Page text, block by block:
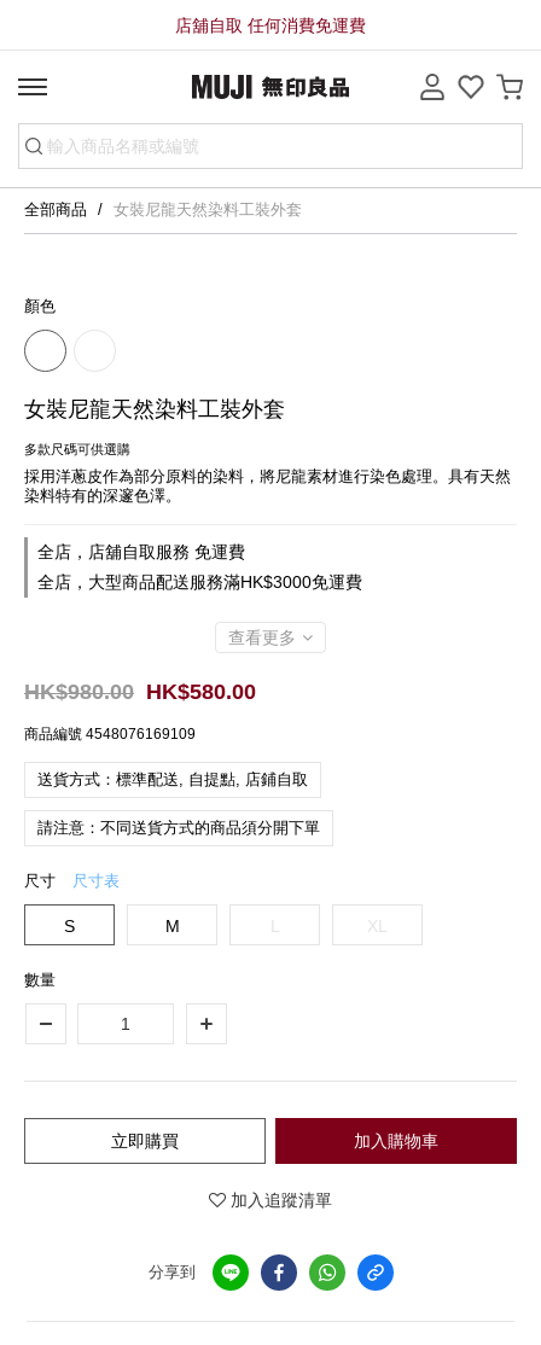
店舖自取 任何消費免運費
全部商品 女裝尼龍天然染料工裝外套
顏色
女裝尼龍天然染料工裝外套
多款尺碼可供選購
採用洋蔥皮作為部分原料的染料，將尼龍素材進行染色處理。具有天然
染料特有的深邃色澤。
全店，店舖自取服務 免運費
全店，大型商品配送服務滿HK$3000免運費
查看更多
HK$580.00
HK$980.00
商品編號 4548076169109
送貨方式：標準配送, 自提點, 店鋪自取
請注意：不同送貨方式的商品須分開下單
尺寸 尺寸表
S M XL
數量
加入購物車
立即購買
加入追蹤清單
分享到